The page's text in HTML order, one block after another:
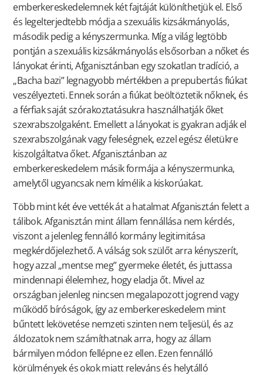
emberkereskedelemnek két fajtáját különíthetjük el. Első
és legelterjedtebb módja a szexuális kizsákmányolás,
második pedig a kényszermunka. Míg a világ legtöbb
pontján a szexuális kizsákmányolás elsősorban a nőket és
lányokat érinti, Afganisztánban egy szokatlan tradíció, a
„Bacha bazi” legnagyobb mértékben a prepubertás fiúkat
veszélyezteti. Ennek során a fiúkat beöltöztetik nőknek, és
a férfiak saját szórakoztatásukra használhatják őket
szexrabszolgaként. Emellett a lányokat is gyakran adják el
szexrabszolgának vagy feleségnek, ezzel egész életükre
kiszolgáltatva őket. Afganisztánban az
emberkereskedelem másik formája a kényszermunka,
amelytől ugyancsak nem kímélik a kiskorúakat.
Több mint két éve vették át a hatalmat Afganisztán felett a
tálibok. Afganisztán mint állam fennállása nem kérdés,
viszont a jelenleg fennálló kormány legitimitása
megkérdőjelezhető. A válság sok szülőt arra kényszerít,
hogy azzal „mentse meg” gyermeke életét, és juttassa
mindennapi élelemhez, hogy eladja őt. Mivel az
országban jelenleg nincsen megalapozott jogrend vagy
működő bíróságok, így az emberkereskedelem mint
bűntett lekövetése nemzeti szinten nem teljesül, és az
áldozatok nem számíthatnak arra, hogy az állam
bármilyen módon fellépne ez ellen. Ezen fennálló
körülmények és okok miatt releváns és helytálló